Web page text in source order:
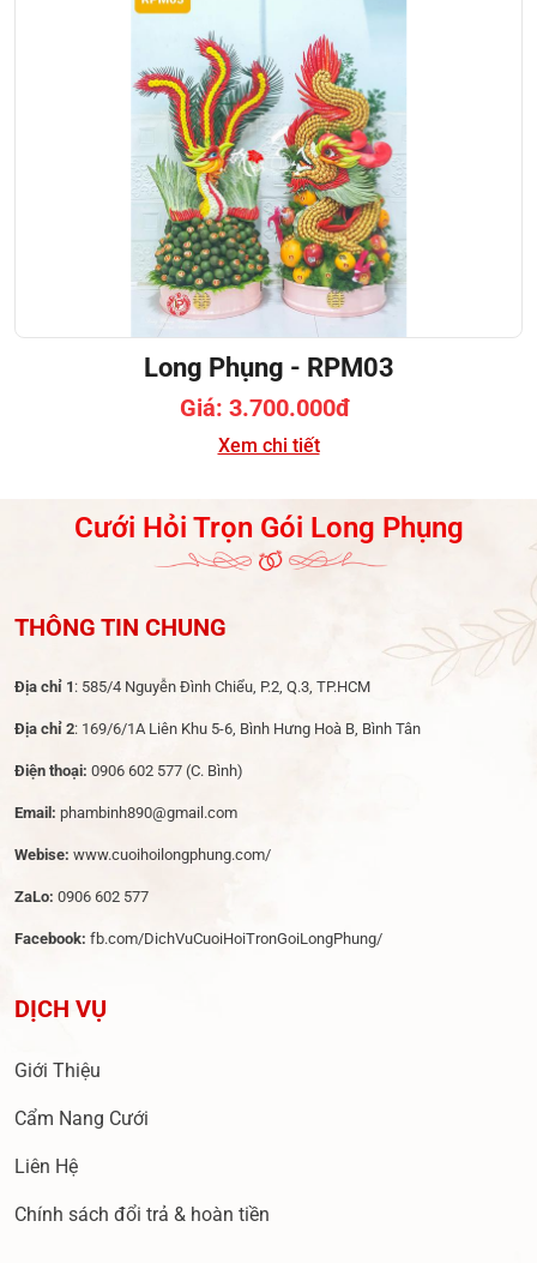
Long Phụng - RPM03
Giá: 3.700.000đ
Xem chi tiết
Cưới Hỏi Trọn Gói Long Phụng
THÔNG TIN CHUNG
Địa chỉ 1 : 585/4 Nguyễn Đình Chiểu, P.2, Q.3, TP.HCM
Địa chỉ 2: 169/6/1A Liên Khu 5-6, Bình Hưng Hoà B, Bình Tân
Điện thoại: 0906 602 577 (C. Bình)
Email: phambinh890@gmail.com
Webise: www.cuoihoilongphung.com/
ZaLo: 0906 602 577
Facebook: fb.com/DichVuCuoiHoiTronGoiLongPhung/
DỊCH VỤ
Giới Thiệu
Cẩm Nang Cưới
Liên Hệ
Chính sách đổi trả & hoàn tiền